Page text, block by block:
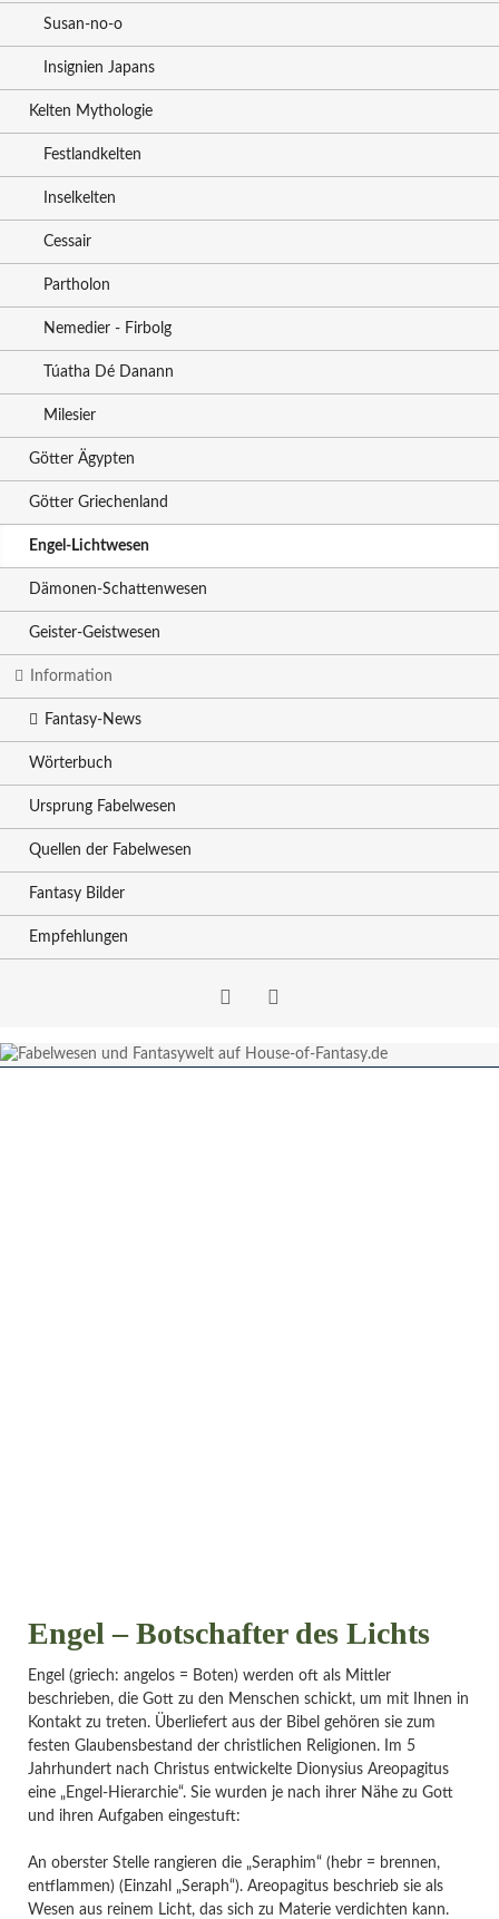
Susan-no-o
Insignien Japans
Kelten Mythologie
Festlandkelten
Inselkelten
Cessair
Partholon
Nemedier - Firbolg
Túatha Dé Danann
Milesier
Götter Ägypten
Götter Griechenland
Engel-Lichtwesen
Dämonen-Schattenwesen
Geister-Geistwesen
Information
Fantasy-News
Wörterbuch
Ursprung Fabelwesen
Quellen der Fabelwesen
Fantasy Bilder
Empfehlungen
Engel – Botschafter des Lichts
Engel (griech: angelos = Boten) werden oft als Mittler
beschrieben, die Gott zu den Menschen schickt, um mit Ihnen in
Kontakt zu treten. Überliefert aus der Bibel gehören sie zum
festen Glaubensbestand der christlichen Religionen. Im 5
Jahrhundert nach Christus entwickelte Dionysius Areopagitus
eine „Engel-Hierarchie“. Sie wurden je nach ihrer Nähe zu Gott
und ihren Aufgaben eingestuft:
An oberster Stelle rangieren die „Seraphim“ (hebr = brennen,
entflammen) (Einzahl „Seraph“). Areopagitus beschrieb sie als
Wesen aus reinem Licht, das sich zu Materie verdichten kann.